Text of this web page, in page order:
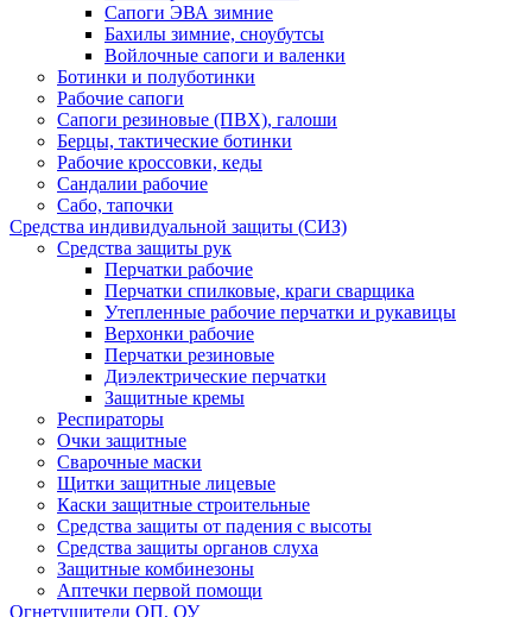
Сапоги ЭВА зимние
Бахилы зимние, сноубутсы
Войлочные сапоги и валенки
Ботинки и полуботинки
Рабочие сапоги
Сапоги резиновые (ПВХ), галоши
Берцы, тактические ботинки
Рабочие кроссовки, кеды
Сандалии рабочие
Сабо, тапочки
Средства индивидуальной защиты (СИЗ)
Средства защиты рук
Перчатки рабочие
Перчатки спилковые, краги сварщика
Утепленные рабочие перчатки и рукавицы
Верхонки рабочие
Перчатки резиновые
Диэлектрические перчатки
Защитные кремы
Респираторы
Очки защитные
Сварочные маски
Щитки защитные лицевые
Каски защитные строительные
Средства защиты от падения с высоты
Средства защиты органов слуха
Защитные комбинезоны
Аптечки первой помощи
Огнетушители ОП, ОУ